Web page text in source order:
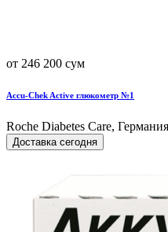
от 246 200 сум
Accu-Chek Active глюкометр №1
Roche Diabetes Care, Германия
Доставка сегодня